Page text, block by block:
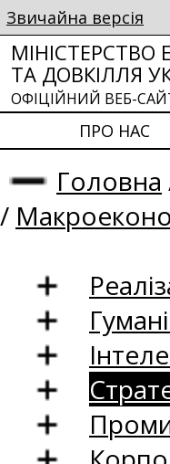
Звичайна версія
МІНІСТЕРСТВО
ТА ДОВКІЛЛЯ
ОФІЦІЙНИЙ ВЕБ-
ПРО НАС
Головна
/